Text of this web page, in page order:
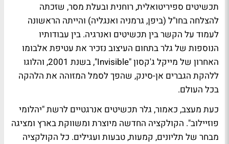
תכשיטים ספיריטואלית, רוחנית ובעלת מסר, שזכתה
להצלחה בחו"ל (ביפן, גרמניה ואנגליה) והייתה הראשונה
לעמוד על הקשר בין תכשיטים ואנרגיה. בין עבודותיו
הנוספות של גלר בתחום העיצוב נזכיר את עטיפת אלבומו
האחרון של מייקל ג'קסון "Invisible", בשנת 2001, והלוגו
ללהקת הגברים אן-סינק, שהפך לסמל המזוהה את הלהקה
בכל העולם.
כעת מעצב, כאמור, גלר תכשיטים אנרגטיים לרשת "יהלומי
פוזיילוב". הקולקציה החדשה מיוצרת ומשווקת בארץ ומציגה
מבחר של תליונים, קמעות, טבעות ועגילים. כל הקולקציה